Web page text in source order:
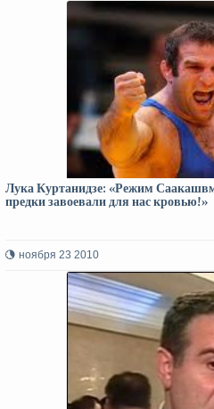
Лука Куртанидзе: «Режим
предки завоевали для нас кровью!»
ноября 23 2010